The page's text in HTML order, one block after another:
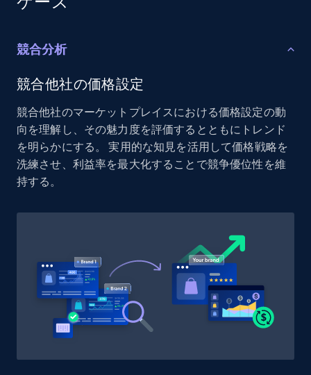
URL, Product id, Listing inventory id, Title, Rating,
price, and more.
1.9K+ 323+
Etsy - Collect data on products using
specified keywords
URL, Product id, Listing inventory id, Title, Rating,
price, and more.
1.9K+ 今すぐ始める
Etsy - Collects data from shop's URL
Reviews count shop, Reviews count item, Initial
競合分析
競合他社の価格設定
競合他社のマーケットプレイスにおける価格設定の動
向を理解し、その魅力度を評価するとともにトレンド
を明らかにする。 実用的な知見を活用して価格戦略を
洗練させ、利益率を最大化することで競争優位性を維
持する。